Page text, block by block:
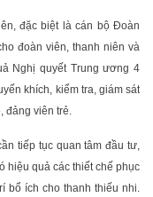
đặc biệt là cán bộ Đoàn
đoàn viên, thanh niên và
Nghị quyết Trung ương 4
khích, kiểm tra, giám sát
đảng viên trẻ.
tiếp tục quan tâm đầu tư,
hiệu quả các thiết chế phục
bổ ích cho thanh thiếu nhi.